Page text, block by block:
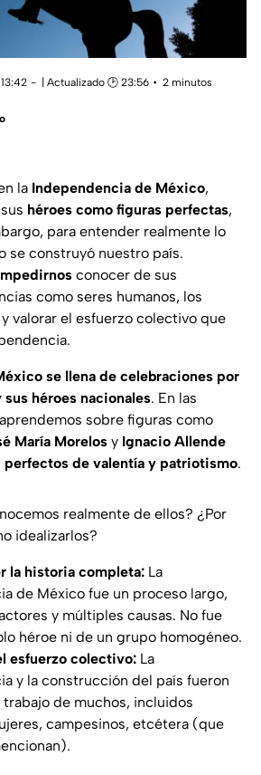
| Actualizado 🕑 23:56
2 minutos
la Independencia de México,
héroes como figuras perfectas,
para entender realmente lo
se construyó nuestro país.
conocer de sus
como seres humanos, los
valorar el esfuerzo colectivo que
se llena de celebraciones por
héroes nacionales. En las
sobre figuras como
María Morelos y Ignacio Allende
perfectos de valentía y patriotismo.
realmente de ellos? ¿Por
idealizarlos?
la historia completa: La
de México fue un proceso largo,
y múltiples causas. No fue
héroe ni de un grupo homogéneo.
esfuerzo colectivo: La
y la construcción del país fueron
de muchos, incluidos
campesinos, etcétera (que